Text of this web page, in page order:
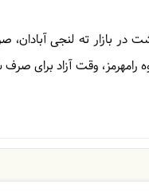
در بازار ته لنجی
رامهرمز، وقت آزاد برای